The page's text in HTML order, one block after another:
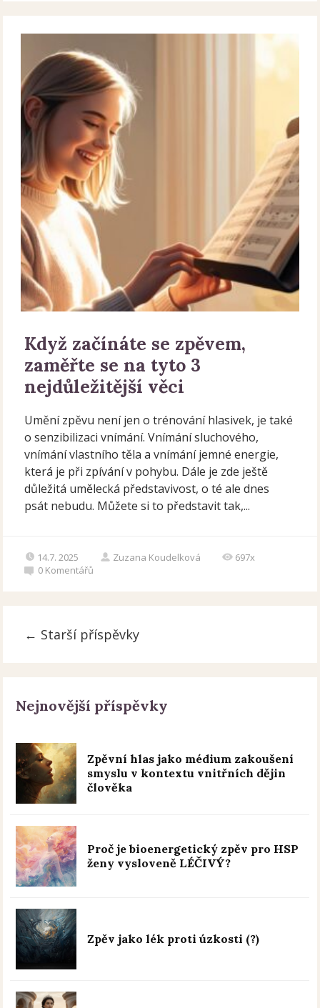
Když začínáte se zpěvem,
zaměřte se na tyto 3
nejdůležitější věci
Umění zpěvu není jen o trénování hlasivek, je také
o senzibilizaci vnímání. Vnímání sluchového,
vnímání vlastního těla a vnímání jemné energie,
která je při zpívání v pohybu. Dále je zde ještě
důležitá umělecká představivost, o té ale dnes
psát nebudu. Můžete si to představit tak,...
14.7. 2025 Zuzana Koudelková
697x
0 Komentářů
← Starší příspěvky
Nejnovější příspěvky
Zpěvní hlas jako médium zakoušení
smyslu v kontextu vnitřních dějin
člověka
Proč je bioenergetický zpěv pro HSP
ženy vysloveně LÉČIVÝ?
Zpěv jako lék proti úzkosti (?)